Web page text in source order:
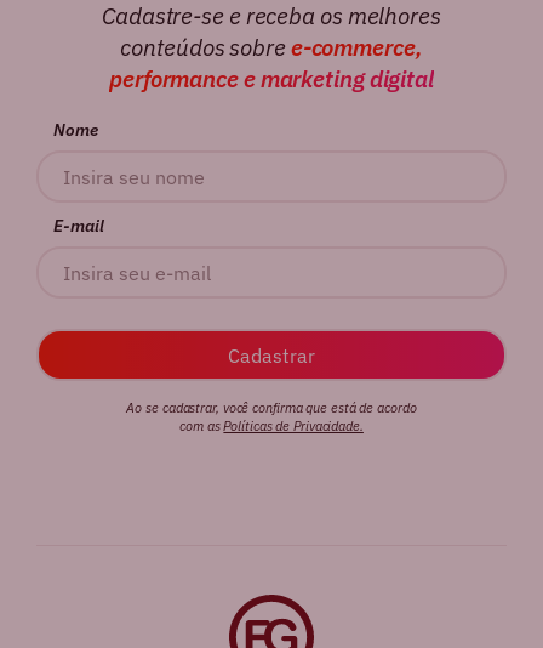
Cadastre-se e receba os melhores
conteúdos sobre e-commerce,
performance e marketing digital
Nome
E-mail
Ao se cadastrar, você confirma que está de acordo
com asPolíticas de Privacidade.